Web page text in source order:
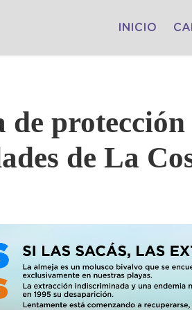
INICIO
protección
de La